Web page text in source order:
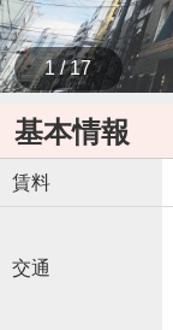
1 / 17
基本情報
賃料
交通